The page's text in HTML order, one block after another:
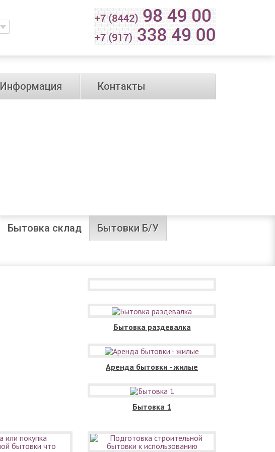
Информация Контакты
Бытовка склад Бытовки Б/У
Бытовка раздевалка
Аренда бытовки - жилые
Бытовка 1